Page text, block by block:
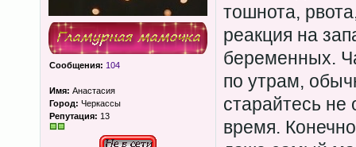
Сообщения: 104
Имя: Анастасия
Город: Черкассы
Репутация: 13
тошнота,
реакция на
беременных.
по утрам,
старайтесь не
время.